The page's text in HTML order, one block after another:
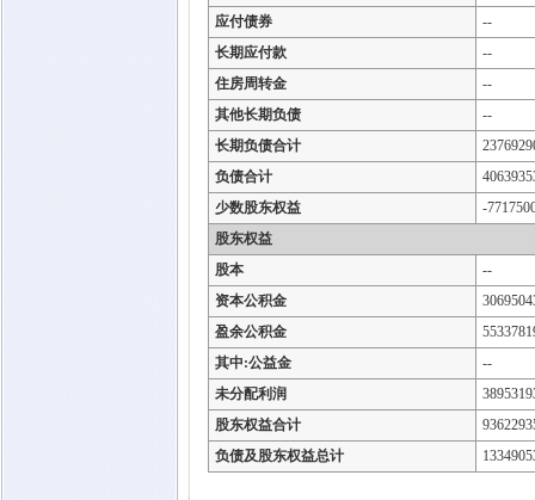
应付债券
--
长期应付款
--
住房周转金
--
其他长期负债
--
长期负债合计
负债合计
少数股东权益
-
股东权益
股本
--
资本公积金
盈余公积金
其中:公益金
--
未分配利润
股东权益合计
负债及股东权益总计